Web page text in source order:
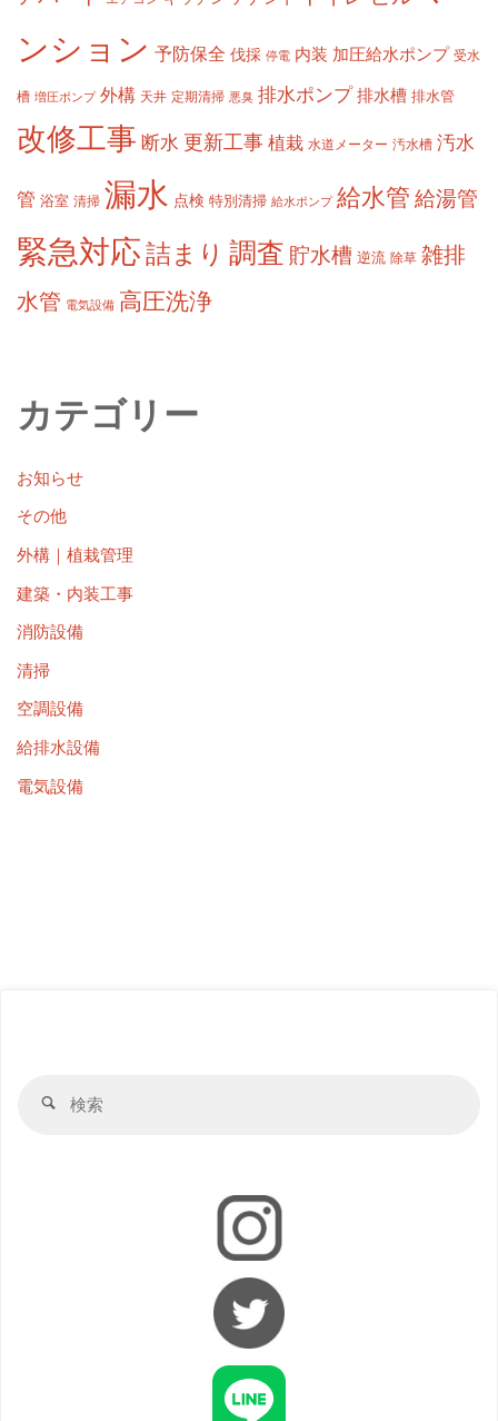
ンション 予防保全 伐採 停電 内装 加圧給水ポンプ 受水
槽 増圧ポンプ 外構 天井 定期清掃 悪臭 排水ポンプ 排水槽 排水管
改修工事 断水 更新工事 植栽 水道メーター 汚水槽 汚水
管 浴室 清掃 漏水 点検 特別清掃 給水ポンプ 給水管 給湯管
緊急対応詰まり 調査 貯水槽 逆流 除草 雑排
水管 電気設備 高圧洗浄
カテゴリー
お知らせ
その他
外構｜植栽管理
建築・内装工事
消防設備
清掃
空調設備
給排水設備
電気設備